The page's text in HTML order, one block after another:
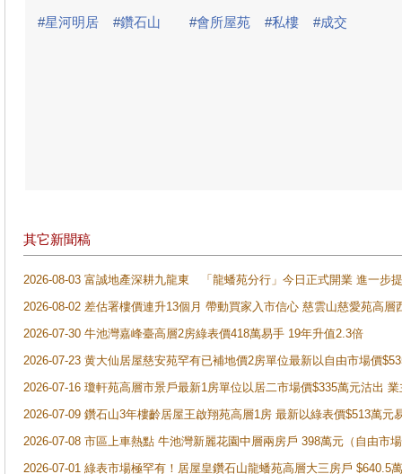
#星河明居 #鑽石山 #會所屋苑 #私樓 #成交
其它新聞稿
2026-08-03 富誠地產深耕九龍東 「龍蟠苑分行」今日正式開業 進一步
2026-08-02 差估署樓價連升13個月 帶動買家入市信心 慈雲山慈愛苑高層
2026-07-30 牛池灣嘉峰臺高層2房綠表價418萬易手 19年升值2.3倍
2026-07-23 黄大仙居屋慈安苑罕有已補地價2房單位最新以自由市場價
2026-07-16 瓊軒苑高層市景戶最新1房單位以居二市場價$335萬元沽出
2026-07-09 鑽石山3年樓齡居屋王啟翔苑高層1房 最新以綠表價$513萬元
2026-07-08 市區上車熱點 牛池灣新麗花園中層兩房戶 398萬元（自由市
2026-07-01 綠表市場極罕有！居屋皇鑽石山龍蟠苑高層大三房戶